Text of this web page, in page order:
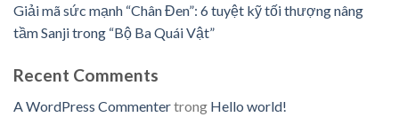
Giải mã sức mạnh “Chân Đen”: 6 tuyệt kỹ tối thượng nâng
tầm Sanji trong “Bộ Ba Quái Vật”
Recent Comments
A WordPress Commentertrong Hello world!